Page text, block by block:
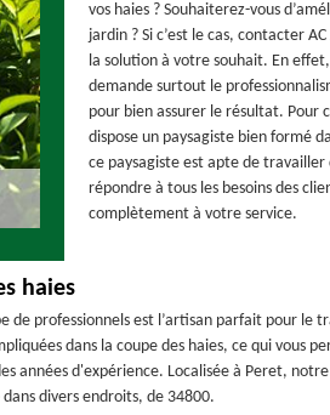
vos haies ? Souhaiterez-vous
jardin ? Si c’est le cas, contacter
la solution à votre souhait. En
demande surtout le
pour bien assurer le résultat. Pour
dispose un paysagiste bien formé
ce paysagiste est apte de
répondre à tous les besoins des
complètement à votre service.
haies
de professionnels est l’artisan parfait pour le
dans la coupe des haies, ce qui vous
années d'expérience. Localisée à Peret,
divers endroits, de 34800.